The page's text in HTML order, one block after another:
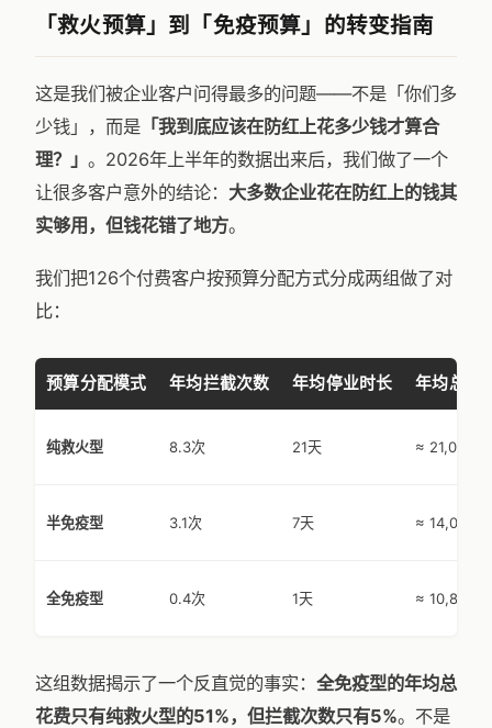
「救火预算」到「免疫预算」的转变指南
这是我们被企业客户问得最多的问题——不是「你们多
少钱」，而是 「我到底应该在防红上花多少钱才算合
理？」 。2026年上半年的数据出来后，我们做了一个
让很多客户意外的结论： 大多数企业花在防红上的钱其
实够用，但钱花错了地方。
我们把126个付费客户按预算分配方式分成两组做了对
比：
预算分配模式 年均拦截次数 年均停业时长 年均总花
纯救火型 8.3次 21天 ≈ 21,000U
半免疫型 3.1次 7天 ≈ 14,000U
全免疫型 0.4次 1天 ≈ 10,800U
这组数据揭示了一个反直觉的事实： 全免疫型的年均总
花费只有纯救火型的51%，但拦截次数只有5%。不是